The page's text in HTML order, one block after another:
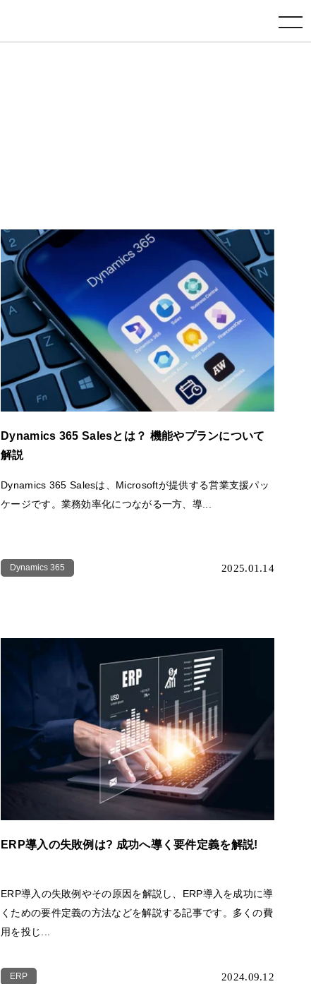
toggle navigation
Dynamics 365 Salesとは？ 機能やプランについて
解説
Dynamics 365 Salesは、Microsoftが提供する営業支援パッ
ケージです。業務効率化につながる一方、導...
Dynamics 365 2025.01.14
ERP導入の失敗例は? 成功へ導く要件定義を解説!
ERP導入の失敗例やその原因を解説し、ERP導入を成功に導
くための要件定義の方法などを解説する記事です。多くの費
用を投じ...
ERP 2024.09.12